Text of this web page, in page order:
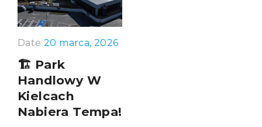
Date 20 marca, 2026
🏗️ Park
Handlowy W
Kielcach
Nabiera Tempa!